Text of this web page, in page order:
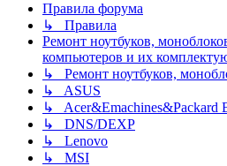
Правила форума
↳ Правила
Ремонт ноутбуков,
компьютеров и их
↳ Ремонт ноутбуков,
↳ ASUS
↳ Acer&Emachines&Packard
↳ DNS/DEXP
↳ Lenovo
↳ MSI